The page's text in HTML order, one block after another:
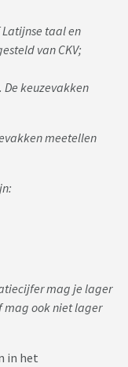
Latijnse taal en
van CKV;
keuzevakken
meetellen
mag je lager
mag ook niet lager
in het